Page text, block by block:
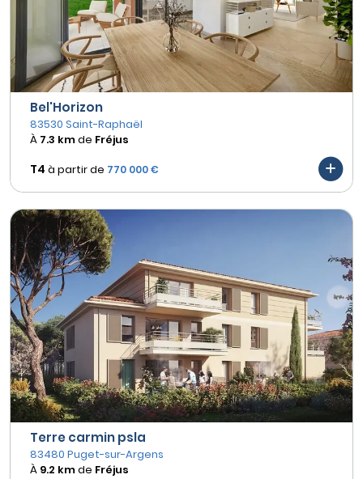
Bel'Horizon
83530 Saint-Raphaël
À 7.3 kmde Fréjus
T4 à partir de 770 000 €
Terre carmin psla
83480 Puget-sur-Argens
À 9.2 kmde Fréjus